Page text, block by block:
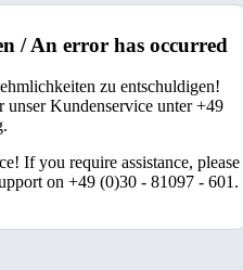
/ An error has occurred
zu entschuldigen!
Kundenservice unter +49
If you require assistance, please
on +49 (0)30 - 81097 - 601.